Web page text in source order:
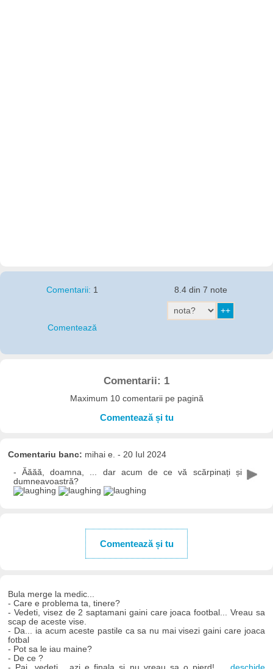
Comentarii: 1
Comentează
8.4 din 7 note
Comentarii: 1
Maximum 10 comentarii pe pagină
Comentează și tu
Comentariu banc: mihai e. - 20 Iul 2024
- Ăăăă, doamna, ... dar acum de ce vă scărpinați și
dumneavoastră?
Comentează și tu
Bula merge la medic...
- Care e problema ta, tinere?
- Vedeti, visez de 2 saptamani gaini care joaca footbal... Vreau sa
scap de aceste vise.
- Da... ia acum aceste pastile ca sa nu mai visezi gaini care joaca
fotbal
- Pot sa le iau maine?
- De ce ?